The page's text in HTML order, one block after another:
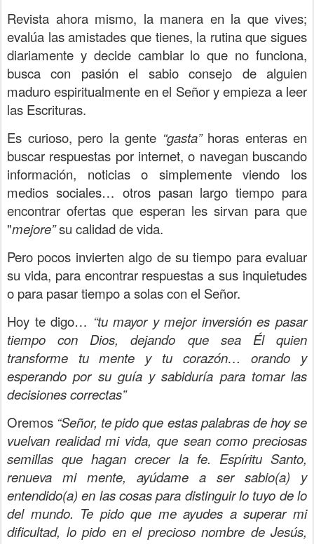
Revista ahora mismo, la manera en la que vives;
evalúa las amistades que tienes, la rutina que sigues
diariamente y decide cambiar lo que no funciona,
busca con pasión el sabio consejo de alguien
maduro espiritualmente en el Señor y empieza a leer
las Escrituras.
Es curioso, pero la gente “gasta” horas enteras en
buscar respuestas por internet, o navegan buscando
información, noticias o simplemente viendo los
medios sociales… otros pasan largo tiempo para
encontrar ofertas que esperan les sirvan para que
"mejore”su calidad de vida.
Pero pocos invierten algo de su tiempo para evaluar
su vida, para encontrar respuestas a sus inquietudes
o para pasar tiempo a solas con el Señor.
Hoy te digo… “tu mayor y mejor inversión es pasar
tiempo con Dios, dejando que sea Él quien
transforme tu mente y tu corazón… orando y
esperando por su guía y sabiduría para tomar las
decisiones correctas”
Oremos “Señor, te pido que estas palabras de hoy se
vuelvan realidad mi vida, que sean como preciosas
semillas que hagan crecer la fe. Espíritu Santo,
renueva mi mente, ayúdame a ser sabio(a) y
entendido(a) en las cosas para distinguir lo tuyo de lo
del mundo. Te pido que me ayudes a superar mi
dificultad, lo pido en el precioso nombre de Jesús,